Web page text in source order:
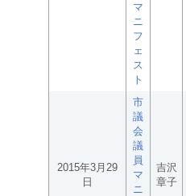
マ
ニ
フ
ェ
ス
ト
2015年3月29
日
市
議
会
議
員
マ
ニ
吉沢
章子